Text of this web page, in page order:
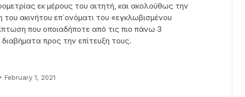
εκ μέρους του αιτητή, και ακολούθως την
ακινήτου επ΄ονόματι του «εγκλωβισμένου
που οποιαδήποτε από τις πιο πάνω 3
προς την επίτευξη τους.
February 1, 2021